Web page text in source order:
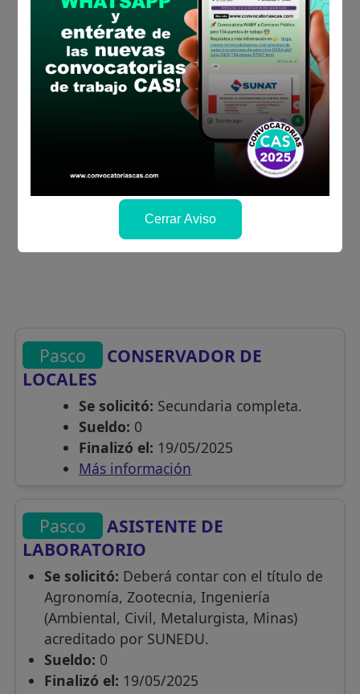
Pasco
CONSERVADOR DE
LOCALES
Se solicitó: Secundaria completa.
Sueldo: 0
Finalizó el: 19/05/2025
Más información
Pasco
ASISTENTE DE
LABORATORIO
Se solicitó: Deberá contar con el título de
Agronomía, Zootecnia, Ingeniería
(Ambiental, Civil, Metalurgista, Minas)
acreditado por SUNEDU.
Sueldo: 0
Finalizó el: 19/05/2025
Cerrar Aviso